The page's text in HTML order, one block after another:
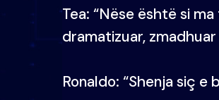
Tea: “Nëse është si
dramatizuar,
Ronaldo: “Shenja siç e